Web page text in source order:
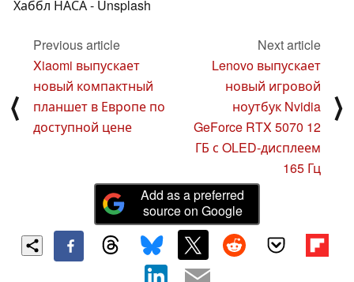
Хаббл НАСА - Unsplash
⟨
Previous article
Xiaomi выпускает
новый компактный
планшет в Европе по
доступной цене
Next article
Lenovo выпускает
новый игровой
ноутбук Nvidia
GeForce RTX 5070 12
ГБ с OLED-дисплеем
165 Гц
⟩
Add as a preferred
source on Google